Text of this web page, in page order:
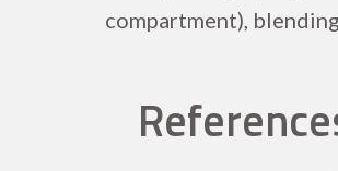
compartment),